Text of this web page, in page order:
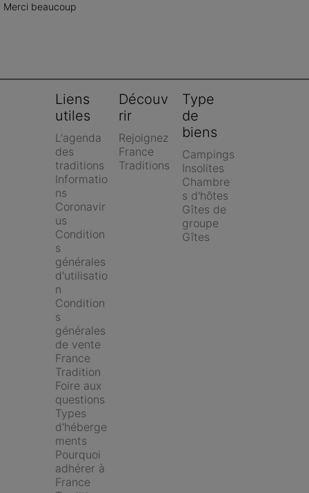
Merci beaucoup
Liens
utiles
L'agenda
des
traditions
Informatio
ns
Coronavir
us
Condition
s
générales
d'utilisatio
n
Condition
s
générales
de vente
France
Tradition
Foire aux
questions
Types
d'héberge
ments
Pourquoi
adhérer à
France
Découv
rir
Rejoignez
France
Traditions
Type
de
biens
Campings
Insolites
Chambre
s d'hôtes
Gîtes de
groupe
Gîtes